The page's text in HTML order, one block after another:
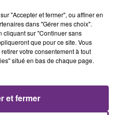
RAPPELLE À
DE...
des vendange 2026
que prévu,
"Accepter et fermer", ou affiner en
dans "Gérer mes choix".
cliquant sur "Continuer sans
que pour ce site. Vous
votre consentement à tout
situé en bas de chaque page.
et fermer